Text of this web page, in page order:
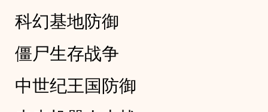
科幻基地防御
僵尸生存战争
中世纪王国防御